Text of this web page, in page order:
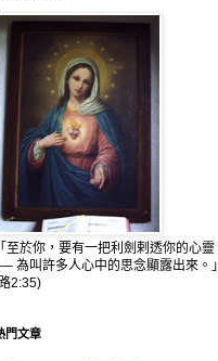
「至於你，要有一把利劍剌透你的心靈
為叫許多人心中的思念顯露出來。」
2:35)
門文章